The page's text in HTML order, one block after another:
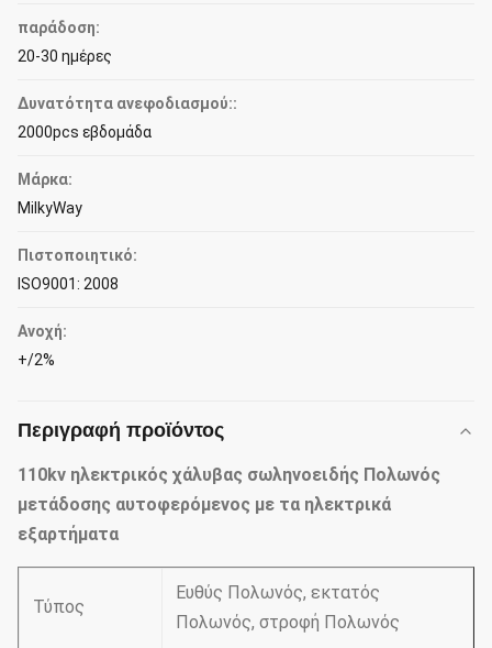
παράδοση:
20-30 ημέρες
Δυνατότητα ανεφοδιασμού::
2000pcs εβδομάδα
Μάρκα:
MilkyWay
Πιστοποιητικό:
ISO9001: 2008
Ανοχή:
+/2%
Περιγραφή προϊόντος
110kv ηλεκτρικός χάλυβας σωληνοειδής Πολωνός
μετάδοσης αυτοφερόμενος με τα ηλεκτρικά
εξαρτήματα
Τύπος
Ευθύς Πολωνός, εκτατός
Πολωνός, στροφή Πολωνός